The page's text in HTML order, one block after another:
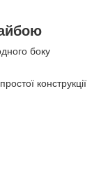
боку
конструкції